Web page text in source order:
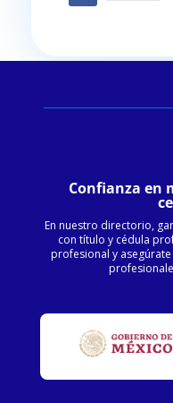
Confianza en
En nuestro directorio,
con título y cédula
profesional y